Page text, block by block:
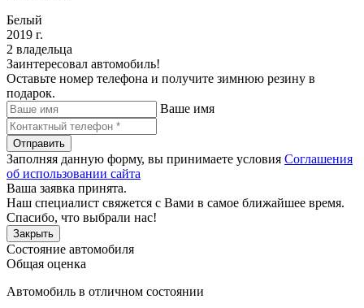
Белый
2019 г.
2 владельца
Заинтересовал автомобиль!
Оставьте номер телефона и получите зимнюю резину в
подарок.
Ваше имя
Отправить
Заполняя данную форму, вы принимаете условия Соглашения
об использовании сайта
Ваша заявка принята.
Наш специалист свяжется с Вами в самое ближайшее время.
Спасибо, что выбрали нас!
Закрыть
Состояние автомобиля
Общая оценка
Автомобиль в отличном состоянии